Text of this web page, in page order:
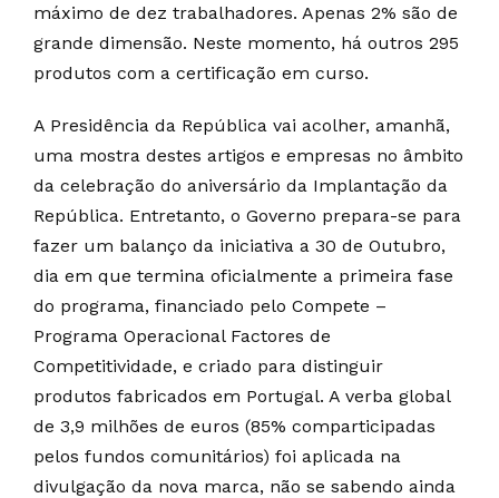
máximo de dez trabalhadores. Apenas 2% são de
grande dimensão. Neste momento, há outros 295
produtos com a certificação em curso.
A Presidência da República vai acolher, amanhã,
uma mostra destes artigos e empresas no âmbito
da celebração do aniversário da Implantação da
República. Entretanto, o Governo prepara-se para
fazer um balanço da iniciativa a 30 de Outubro,
dia em que termina oficialmente a primeira fase
do programa, financiado pelo Compete –
Programa Operacional Factores de
Competitividade, e criado para distinguir
produtos fabricados em Portugal. A verba global
de 3,9 milhões de euros (85% comparticipadas
pelos fundos comunitários) foi aplicada na
divulgação da nova marca, não se sabendo ainda